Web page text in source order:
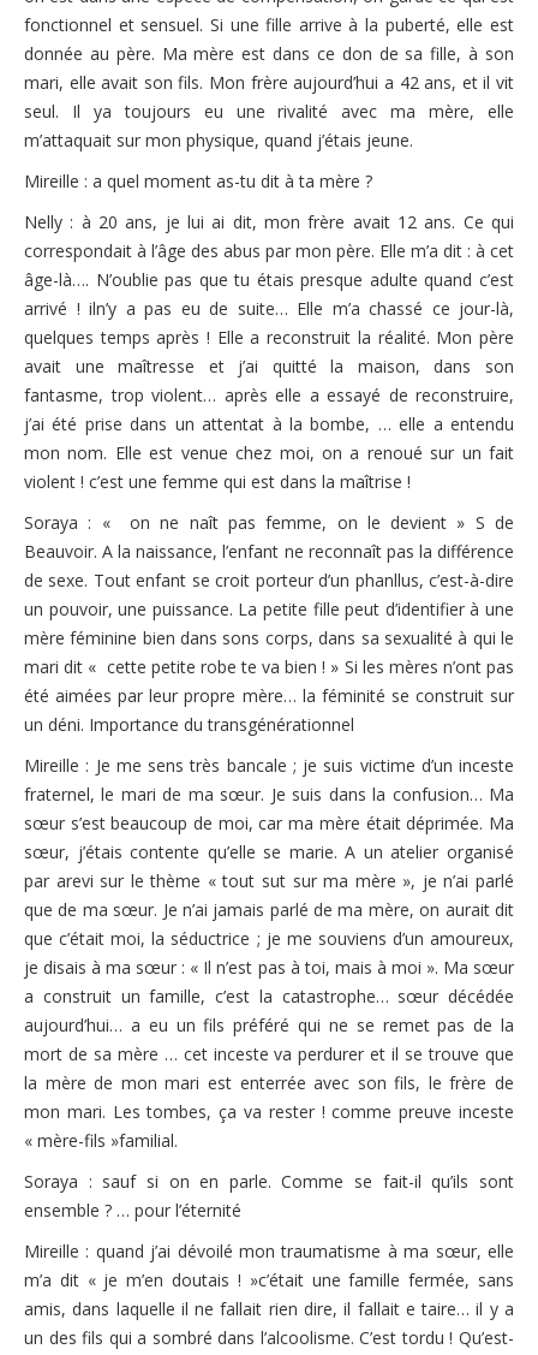
fonctionnel et sensuel. Si une fille arrive à la puberté, elle est
donnée au père. Ma mère est dans ce don de sa fille, à son
mari, elle avait son fils. Mon frère aujourd’hui a 42 ans, et il vit
seul. Il ya toujours eu une rivalité avec ma mère, elle
m’attaquait sur mon physique, quand j’étais jeune.
Mireille : a quel moment as-tu dit à ta mère ?
Nelly : à 20 ans, je lui ai dit, mon frère avait 12 ans. Ce qui
correspondait à l’âge des abus par mon père. Elle m’a dit : à cet
âge-là…. N’oublie pas que tu étais presque adulte quand c’est
arrivé ! iln’y a pas eu de suite… Elle m’a chassé ce jour-là,
quelques temps après ! Elle a reconstruit la réalité. Mon père
avait une maîtresse et j’ai quitté la maison, dans son
fantasme, trop violent… après elle a essayé de reconstruire,
j’ai été prise dans un attentat à la bombe, … elle a entendu
mon nom. Elle est venue chez moi, on a renoué sur un fait
violent ! c’est une femme qui est dans la maîtrise !
Soraya : « on ne naît pas femme, on le devient » S de
Beauvoir. A la naissance, l’enfant ne reconnaît pas la différence
de sexe. Tout enfant se croit porteur d’un phanllus, c’est-à-dire
un pouvoir, une puissance. La petite fille peut d’identifier à une
mère féminine bien dans sons corps, dans sa sexualité à qui le
mari dit « cette petite robe te va bien ! » Si les mères n’ont pas
été aimées par leur propre mère… la féminité se construit sur
un déni. Importance du transgénérationnel
Mireille : Je me sens très bancale ; je suis victime d’un inceste
fraternel, le mari de ma sœur. Je suis dans la confusion… Ma
sœur s’est beaucoup de moi, car ma mère était déprimée. Ma
sœur, j’étais contente qu’elle se marie. A un atelier organisé
par arevi sur le thème « tout sut sur ma mère », je n’ai parlé
que de ma sœur. Je n’ai jamais parlé de ma mère, on aurait dit
que c’était moi, la séductrice ; je me souviens d’un amoureux,
je disais à ma sœur : « Il n’est pas à toi, mais à moi ». Ma sœur
a construit un famille, c’est la catastrophe… sœur décédée
aujourd’hui… a eu un fils préféré qui ne se remet pas de la
mort de sa mère … cet inceste va perdurer et il se trouve que
la mère de mon mari est enterrée avec son fils, le frère de
mon mari. Les tombes, ça va rester ! comme preuve inceste
« mère-fils »familial.
Soraya : sauf si on en parle. Comme se fait-il qu’ils sont
ensemble ? … pour l’éternité
Mireille : quand j’ai dévoilé mon traumatisme à ma sœur, elle
m’a dit « je m’en doutais ! »c’était une famille fermée, sans
amis, dans laquelle il ne fallait rien dire, il fallait e taire… il y a
un des fils qui a sombré dans l’alcoolisme. C’est tordu ! Qu’est-